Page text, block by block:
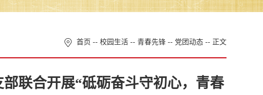
首页 -- 校园生活 -- 青春先锋 -- 党团动态 -- 正文
联合开展“砥砺奋斗守初心，青春